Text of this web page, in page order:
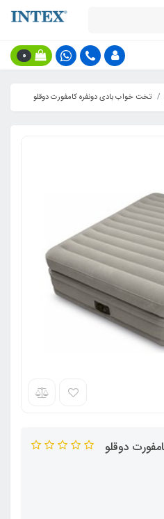
0
تخت خواب بادی دونفره کامفورت دوقلو
دوقلو